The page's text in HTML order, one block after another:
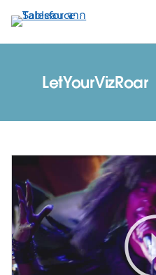
ไป
ที่
LetYourVizRoar